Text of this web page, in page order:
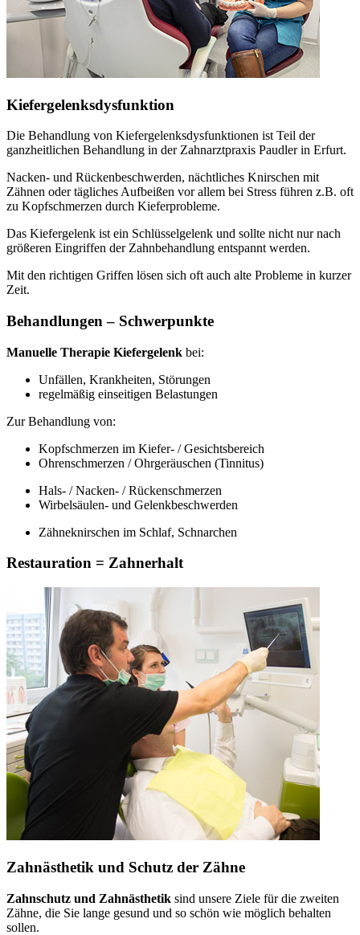
Kiefergelenksdysfunktion
Die Behandlung von Kiefergelenksdysfunktionen ist Teil der
ganzheitlichen Behandlung in der Zahnarztpraxis Paudler in Erfurt.
Nacken- und Rückenbeschwerden, nächtliches Knirschen mit
Zähnen oder tägliches Aufbeißen vor allem bei Stress führen z.B. oft
zu Kopfschmerzen durch Kieferprobleme.
Das Kiefergelenk ist ein Schlüsselgelenk und sollte nicht nur nach
größeren Eingriffen der Zahnbehandlung entspannt werden.
Mit den richtigen Griffen lösen sich oft auch alte Probleme in kurzer
Zeit.
Behandlungen – Schwerpunkte
Manuelle Therapie Kiefergelenk bei:
Unfällen, Krankheiten, Störungen
regelmäßig einseitigen Belastungen
Zur Behandlung von:
Kopfschmerzen im Kiefer- / Gesichtsbereich
Ohrenschmerzen / Ohrgeräuschen (Tinnitus)
Hals- / Nacken- / Rückenschmerzen
Wirbelsäulen- und Gelenkbeschwerden
Zähneknirschen im Schlaf, Schnarchen
Restauration = Zahnerhalt
Zahnästhetik und Schutz der Zähne
Zahnschutz und Zahnästhetik sind unsere Ziele für die zweiten
Zähne, die Sie lange gesund und so schön wie möglich behalten
sollen.